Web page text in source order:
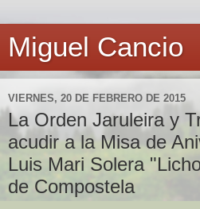
Miguel Cancio
VIERNES, 20 DE FEBRERO DE 2015
La Orden Jaruleira y
acudir a la Misa de
Luis Mari Solera
de Compostela